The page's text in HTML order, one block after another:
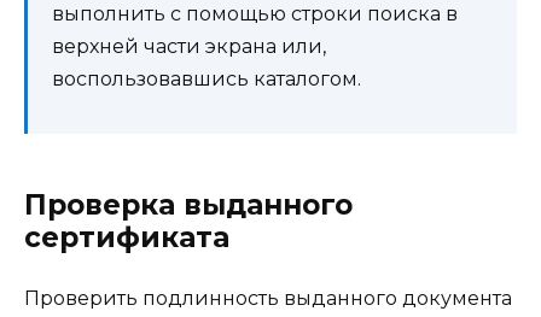
выполнить с помощью строки поиска в
верхней части экрана или,
воспользовавшись каталогом.
Проверка выданного
сертификата
Проверить подлинность выданного документа